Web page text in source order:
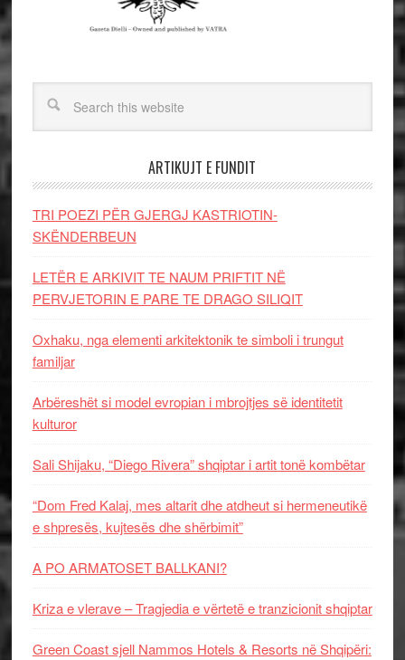
ARTIKUJT E FUNDIT
TRI POEZI PËR GJERGJ KASTRIOTIN-
SKËNDERBEUN
LETËR E ARKIVIT TE NAUM PRIFTIT NË
PERVJETORIN E PARE TE DRAGO SILIQIT
Oxhaku, nga elementi arkitektonik te simboli i trungut
familjar
Arbëreshët si model evropian i mbrojtjes së identitetit
kulturor
Sali Shijaku, “Diego Rivera” shqiptar i artit tonë kombëtar
“Dom Fred Kalaj, mes altarit dhe atdheut si hermeneutikë
e shpresës, kujtesës dhe shërbimit”
A PO ARMATOSET BALLKANI?
Kriza e vlerave – Tragjedia e vërtetë e tranzicionit shqiptar
Green Coast sjell Nammos Hotels & Resorts në Shqipëri: